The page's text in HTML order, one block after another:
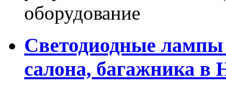
оборудование
Светодиодные лампы
салона, багажника в